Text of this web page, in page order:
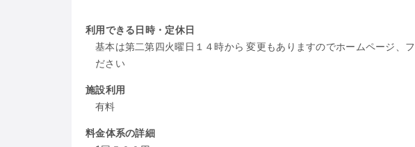
利用できる日時・定休日
基本は第二第四火曜日１４時から 変更もありますのでホームページ、
ださい
施設利用
有料
料金体系の詳細